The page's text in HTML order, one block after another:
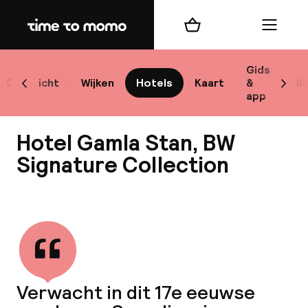
Home
Overzicht Wijken Hotels Kaart
Gids
&
app
Scroll naar links
Winkelmand Menu
Hotel Gamla Stan, BW
Signature Collection
Verwacht in dit 17e eeuwse